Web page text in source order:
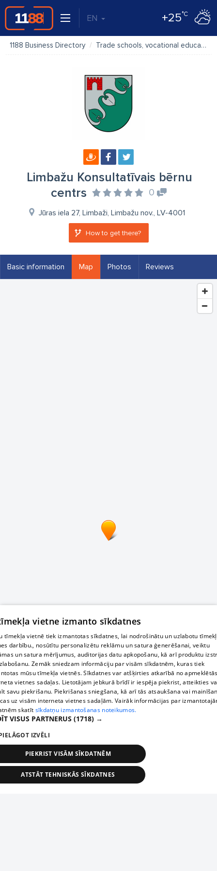
EN +25°C
1188 Business Directory Trade schools, vocational education
Limbažu Konsultatīvais bērnu
centrs
0
Jūras iela 27, Limbaži, Limbažu nov., LV-4001
How to get there?
Basic information Map Photos Reviews
vietne izmanto sīkdatnes
tīmekļa vietnē tiek izmantotas sīkdatnes, lai nodrošinātu un uzlabotu
darbību., nosūtītu personalizētu reklāmu un satura ģenerēšanai, veiktu
un satura mērījumus, auditorijas datu apkopošanu, kā arī produktu
Zemāk sniedzam informāciju par visām sīkdatnēm, kuras tiek
mūsu tīmekļa vietnēs. Sīkdatnes var atšķirties atkarībā no
vietnes sadaļas. Lietotājam jebkurā brīdī ir iespēja piekrist, atteikties
savu piekrišanu. Piekrišanas sniegšana, kā arī tās atsaukšana vai
uz visām interneta vietnes sadaļām. Vairāk informācijas par
skatīt sīkdatņu izmantošanas noteikumos.
VISUS PARTNERUS (1718) →
IZVĒLI
PIEKRIST VISĀM SĪKDATNĒM
ATSTĀT TEHNISKĀS SĪKDATNES